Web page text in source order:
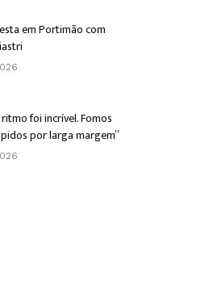
em Portimão com
foi incrível. Fomos
por larga margem”